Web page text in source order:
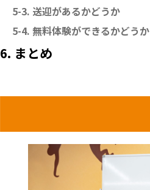
5-3. 送迎があるかどうか
5-4. 無料体験ができるかどうか
6. まとめ